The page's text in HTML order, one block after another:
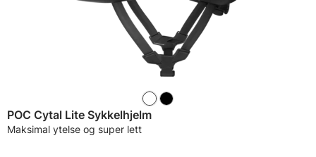
POC Cytal Lite Sykkelhjelm
Maksimal ytelse og super lett